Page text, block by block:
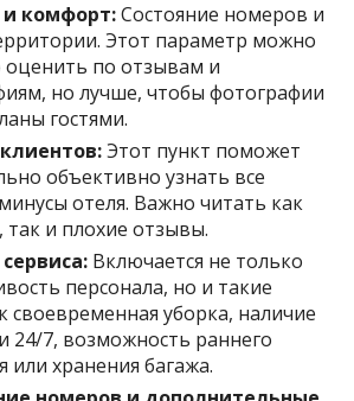
и комфорт:Состояние номеров и
Этот параметр можно
оценить по отзывам и
но лучше, чтобы фотографии
гостями.
Этот пункт поможет
объективно узнать все
отеля. Важно читать как
и плохие отзывы.
Включается не только
персонала, но и такие
своевременная уборка, наличие
24/7, возможность раннего
или хранения багажа.